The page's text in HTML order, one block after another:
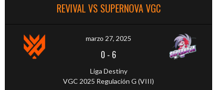
REVIVAL VS SUPERNOVA VGC
marzo 27, 2025
0 - 6
Liga Destiny
VGC 2025 Regulación G (VIII)